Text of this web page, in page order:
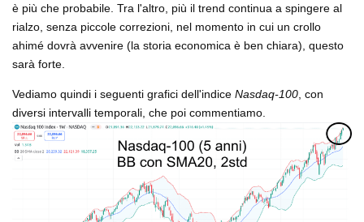
è più che probabile. Tra l'altro, più il trend continua a spingere al
rialzo, senza piccole correzioni, nel momento in cui un crollo
ahimé dovrà avvenire (la storia economica è ben chiara), questo
sarà forte.
Vediamo quindi i seguenti grafici dell'indice Nasdaq-100 , con
diversi intervalli temporali, che poi commentiamo.